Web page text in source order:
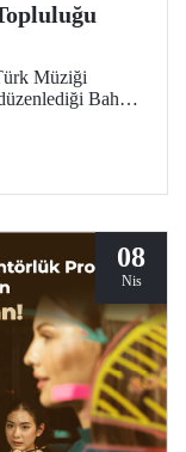
Müziği
Bahar
buluşturdu.
08
Nis